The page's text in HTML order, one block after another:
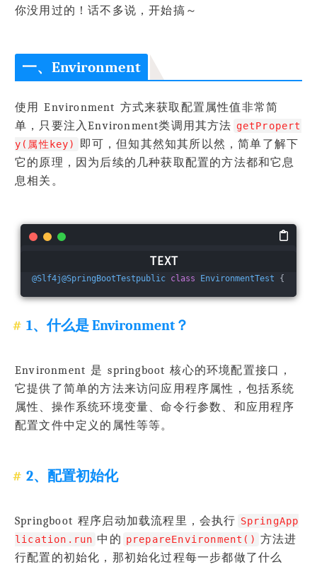
你没用过的！话不多说，开始搞～
一、Environment
使用 Environment 方式来获取配置属性值非常简
单，只要注入Environment类调用其方法 getPropert
y(属性key)
即可，但知其然知其所以然，简单了解下
它的原理，因为后续的几种获取配置的方法都和它息
息相关。
@Slf4j@SpringBootTestpublic class EnvironmentTest {
1、什么是 Environment？
Environment 是 springboot 核心的环境配置接口，
它提供了简单的方法来访问应用程序属性，包括系统
属性、操作系统环境变量、命令行参数、和应用程序
配置文件中定义的属性等等。
2、配置初始化
Springboot 程序启动加载流程里，会执行 SpringApp
lication.run 中的 prepareEnvironment() 方法进
行配置的初始化，那初始化过程每一步都做了什么